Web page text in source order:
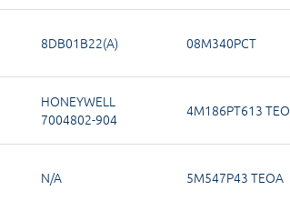
8DB01B22(A) 08M340PCT
HONEYWELL
7004802-904
4M186PT613
N/A 5M547P43 TEOA